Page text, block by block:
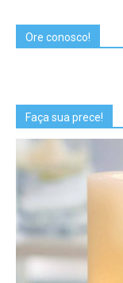
Ore conosco!
Faça sua prece!